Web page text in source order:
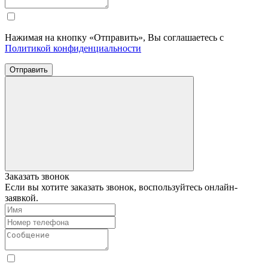
Нажимая на кнопку «Отправить», Вы соглашаетесь с
Политикой конфиденциальности
Отправить
Заказать звонок
Если вы хотите заказать звонок, воспользуйтесь онлайн-
заявкой.